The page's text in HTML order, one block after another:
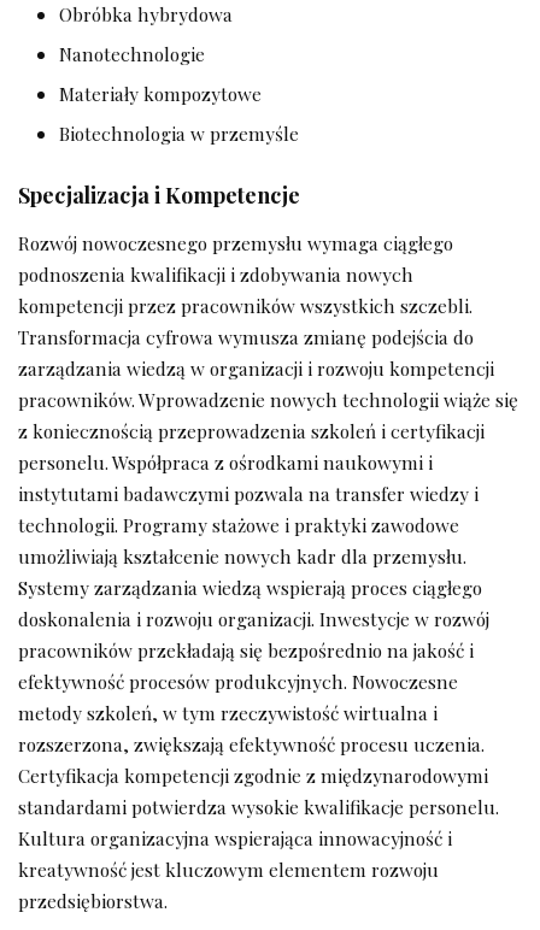
Obróbka hybrydowa
Nanotechnologie
Materiały kompozytowe
Biotechnologia w przemyśle
Specjalizacja i Kompetencje
Rozwój nowoczesnego przemysłu wymaga ciągłego
podnoszenia kwalifikacji i zdobywania nowych
kompetencji przez pracowników wszystkich szczebli.
Transformacja cyfrowa wymusza zmianę podejścia do
zarządzania wiedzą w organizacji i rozwoju kompetencji
pracowników. Wprowadzenie nowych technologii wiąże się
z koniecznością przeprowadzenia szkoleń i certyfikacji
personelu. Współpraca z ośrodkami naukowymi i
instytutami badawczymi pozwala na transfer wiedzy i
technologii. Programy stażowe i praktyki zawodowe
umożliwiają kształcenie nowych kadr dla przemysłu.
Systemy zarządzania wiedzą wspierają proces ciągłego
doskonalenia i rozwoju organizacji. Inwestycje w rozwój
pracowników przekładają się bezpośrednio na jakość i
efektywność procesów produkcyjnych. Nowoczesne
metody szkoleń, w tym rzeczywistość wirtualna i
rozszerzona, zwiększają efektywność procesu uczenia.
Certyfikacja kompetencji zgodnie z międzynarodowymi
standardami potwierdza wysokie kwalifikacje personelu.
Kultura organizacyjna wspierająca innowacyjność i
kreatywność jest kluczowym elementem rozwoju
przedsiębiorstwa.